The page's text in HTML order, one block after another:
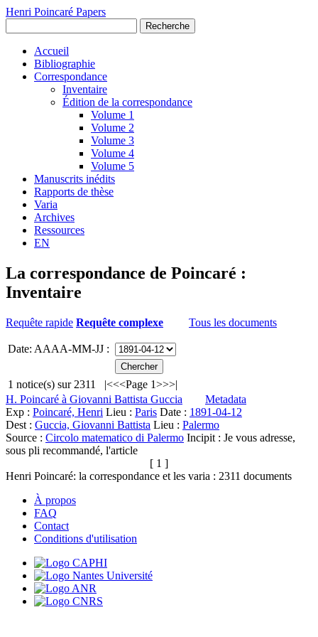
Henri Poincaré Papers
Recherche
Accueil
Bibliographie
Correspondance
Inventaire
Édition de la correspondance
Volume 1
Volume 2
Volume 3
Volume 4
Volume 5
Manuscrits inédits
Rapports de thèse
Varia
Archives
Ressources
EN
La correspondance de Poincaré :
Inventaire
Requête rapide Requête complexe Tous les documents
Date: AAAA-MM-JJ :
1 notice(s) sur 2311 |<<<Page 1>>>|
H. Poincaré à Giovanni Battista Guccia
Metadata
Exp : Poincaré, Henri Lieu : Paris Date : 1891-04-12
Dest : Guccia, Giovanni Battista Lieu : Palermo
Source : Circolo matematico di Palermo Incipit : Je vous adresse,
sous pli recommandé, l'article
[ 1 ]
Henri Poincaré: la correspondance et les varia : 2311 documents
À propos
FAQ
Contact
Conditions d'utilisation